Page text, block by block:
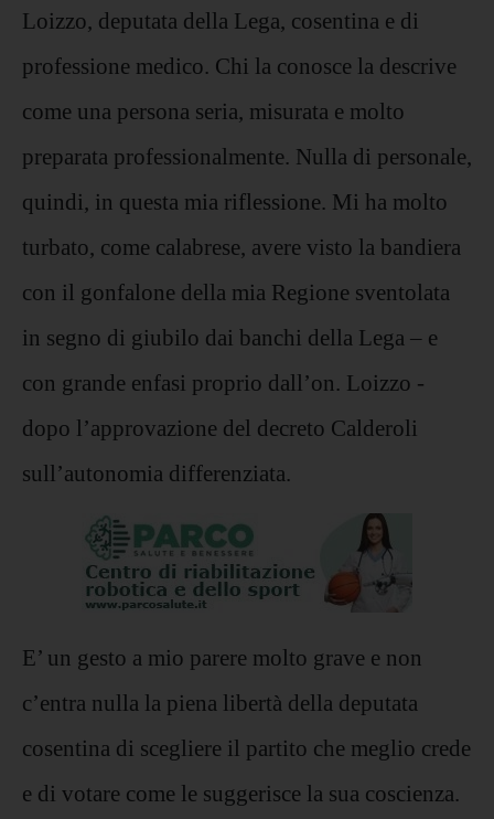
Loizzo, deputata della Lega, cosentina e di
professione medico. Chi la conosce la descrive
come una persona seria, misurata e molto
preparata professionalmente. Nulla di personale,
quindi, in questa mia riflessione. Mi ha molto
turbato, come calabrese, avere visto la bandiera
con il gonfalone della mia Regione sventolata
in segno di giubilo dai banchi della Lega – e
con grande enfasi proprio dall’on. Loizzo -
dopo l’approvazione del decreto Calderoli
sull’autonomia differenziata.
E’ un gesto a mio parere molto grave e non
c’entra nulla la piena libertà della deputata
cosentina di scegliere il partito che meglio crede
e di votare come le suggerisce la sua coscienza.